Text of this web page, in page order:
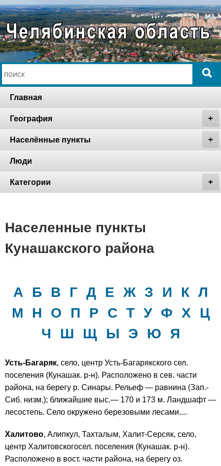
Главная
География
Населённые пункты
Люди
Категории
Населенные пункты
Кунашакского района
А Б В Г Д Е Ж З И К Л
М
Н О П Р С Т У Ф Х
Ц
Ч
Ш Щ Ы Э Ю Я
Усть-Багаряк, село, центр Усть-Багарякского сел.
поселения (Кунашак. р-н). Расположено в сев. части
района, на берегу р. Синары. Рельеф — равнина (Зап.-
Сиб. низм.); ближайшие выс.— 170 и 173 м. Ландшафт —
лесостепь. Село окружено березовыми лесами....
Халитово, Алипкул, Тахталым, Халит-Серсяк, село,
центр Халитовскогосел. поселения (Кунашак. р-н).
Расположено в вост. части района, на берегу оз.